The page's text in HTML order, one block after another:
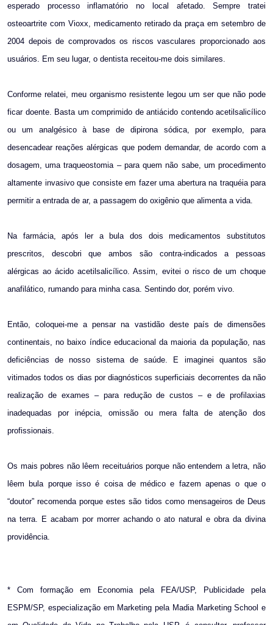
esperado processo inflamatório no local afetado. Sempre tratei
osteoartrite com Vioxx, medicamento retirado da praça em setembro de
2004 depois de comprovados os riscos vasculares proporcionado aos
usuários. Em seu lugar, o dentista receitou-me dois similares.
Conforme relatei, meu organismo resistente legou um ser que não pode
ficar doente. Basta um comprimido de antiácido contendo acetilsalicílico
ou um analgésico à base de dipirona sódica, por exemplo, para
desencadear reações alérgicas que podem demandar, de acordo com a
dosagem, uma traqueostomia – para quem não sabe, um procedimento
altamente invasivo que consiste em fazer uma abertura na traquéia para
permitir a entrada de ar, a passagem do oxigênio que alimenta a vida.
Na farmácia, após ler a bula dos dois medicamentos substitutos
prescritos, descobri que ambos são contra-indicados a pessoas
alérgicas ao ácido acetilsalicílico. Assim, evitei o risco de um choque
anafilático, rumando para minha casa. Sentindo dor, porém vivo.
Então, coloquei-me a pensar na vastidão deste país de dimensões
continentais, no baixo índice educacional da maioria da população, nas
deficiências de nosso sistema de saúde. E imaginei quantos são
vitimados todos os dias por diagnósticos superficiais decorrentes da não
realização de exames – para redução de custos – e de profilaxias
inadequadas por inépcia, omissão ou mera falta de atenção dos
profissionais.
Os mais pobres não lêem receituários porque não entendem a letra, não
lêem bula porque isso é coisa de médico e fazem apenas o que o
“doutor” recomenda porque estes são tidos como mensageiros de Deus
na terra. E acabam por morrer achando o ato natural e obra da divina
providência.
* Com formação em Economia pela FEA/USP, Publicidade pela
ESPM/SP, especialização em Marketing pela Madia Marketing School e